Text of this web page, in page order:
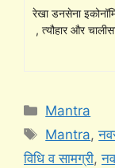
रेखा डनसेना
, त्यौहार और
Categories
Mantra
Tags
Mantra,
विधि व सामग्री,